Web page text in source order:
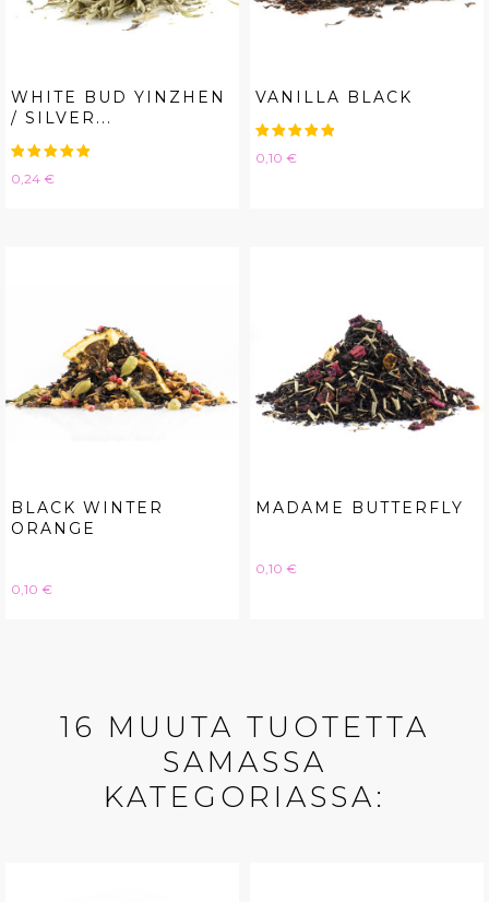
WHITE BUD YINZHEN
/ SILVER...
Hinta
0,24 €
VANILLA BLACK
Hinta
0,10 €
BLACK WINTER
ORANGE
Hinta
0,10 €
MADAME BUTTERFLY
Hinta
0,10 €
16 MUUTA TUOTETTA
SAMASSA
KATEGORIASSA: